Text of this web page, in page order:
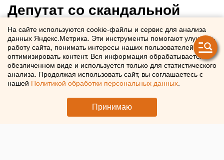
Депутат со скандальной
квартирой Галкин покинул
гордуму Челябинска
Александр Галкин сложил с себя полномочия депутата
Челябинской городской думы
На сайте используются cookie-файлы и сервис для анализа
данных Яндекс.Метрика. Эти инструменты помогают улучшать
работу сайта, понимать интересы наших пользователей и
оптимизировать контент. Вся информация обрабатывается в
обезличенном виде и используется только для статистического
анализа. Продолжая использовать сайт, вы соглашаетесь с
нашей Политикой обработки персональных данных
Принимаю